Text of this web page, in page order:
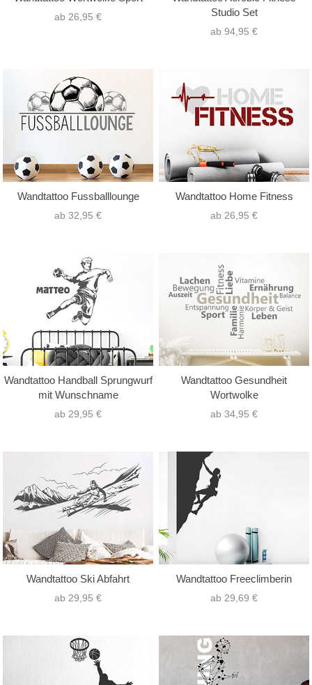
ab 26,95 €
Studio Set
ab 94,95 €
Wandtattoo Fussballlounge
ab 32,95 €
Wandtattoo Home Fitness
ab 26,95 €
Wandtattoo Handball Sprungwurf
mit Wunschname
ab 29,95 €
Wandtattoo Gesundheit
Wortwolke
ab 34,95 €
Wandtattoo Ski Abfahrt
ab 29,95 €
Wandtattoo Freeclimberin
ab 29,69 €